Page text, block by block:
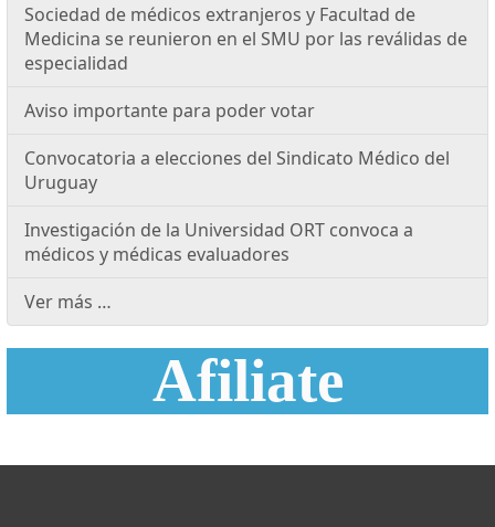
Sociedad de médicos extranjeros y Facultad de
Medicina se reunieron en el SMU por las reválidas de
especialidad
Aviso importante para poder votar
Convocatoria a elecciones del Sindicato Médico del
Uruguay
Investigación de la Universidad ORT convoca a
médicos y médicas evaluadores
Ver más …
Afiliate